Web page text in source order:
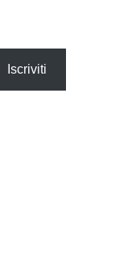
Iscriviti